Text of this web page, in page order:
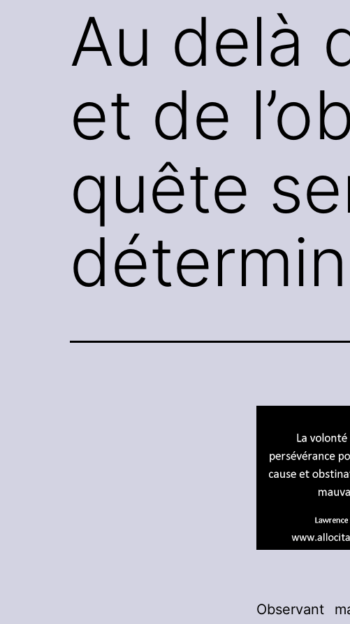
Au delà
et de
quête
Observant